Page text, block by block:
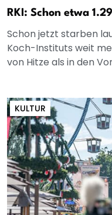
RKI: Schon etwa
Schon jetzt starben
Koch-Instituts weit
von Hitze als in den
KULTUR